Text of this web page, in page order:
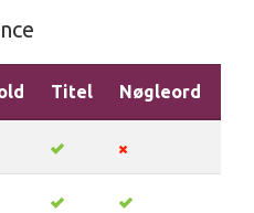
Titel Nøgleord